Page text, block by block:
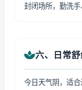
封闭场所，勤洗手
六、日常
今日天气阴，适